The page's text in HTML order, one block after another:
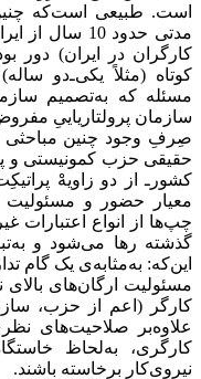
است. طبیعی است‌که
مدتی حدود
کارگران در ایران) دور
کوتاه (مثلاً یکی‌ـ‌دو
مسئله که به‌تصمیم
سازمان پرولتاریاییِ
صِرفِ وجود چنین مباحثی
حقیقی حزب کمونیستی و
کشور‌ـ از دو زاویهْ
معیار حضور و مسئولیت
چپ‌ها از ‌انواع اعتبارات
گذشته‌ رها می‌‌شود و
این‌که: به‌مثابه‌ی یک گام
مسئولیت‌ ارگان‌های بالای
کارگر (اعم از حزب،
علاوه‌بر صلاحیت‌های
کارگری، به‌لحاظ
نیروی‌کار برخاسته باشند.